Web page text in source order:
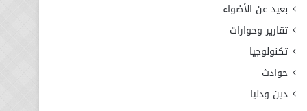
بعيد عن الأضواء
تقارير وحوارات
تكنولوجيا
حوادث
دين ودنيا